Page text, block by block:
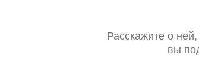
Расскажите о
вы